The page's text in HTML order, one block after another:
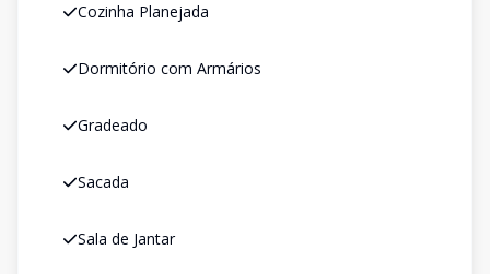
Cozinha Planejada
Dormitório com Armários
Gradeado
Sacada
Sala de Jantar